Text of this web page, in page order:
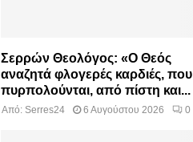
Σερρών Θεολόγος: «Ο Θεός
αναζητά φλογερές καρδιές, που
πυρπολούνται, από πίστη και...
Από: Serres24 6 Αυγούστου 2026 0